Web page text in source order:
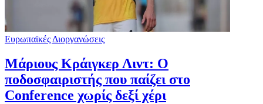
Ευρωπαϊκές Διοργανώσεις
Μάριους Κράιγκερ Λιντ: Ο
ποδοσφαιριστής που παίζει στο
Conference χωρίς δεξί χέρι